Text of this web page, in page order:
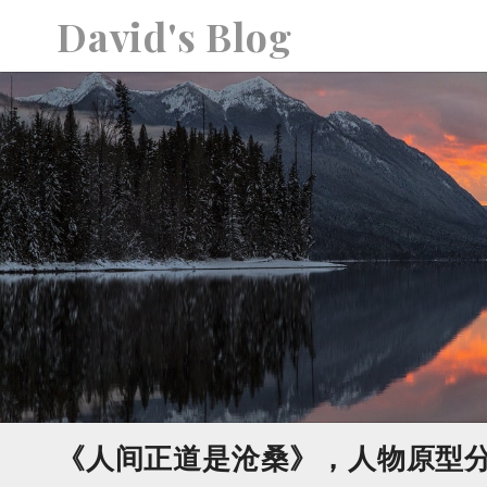
p
t
o
c
o
n
t
e
n
t
David's Blog
《人间正道是沧桑》，人物原型